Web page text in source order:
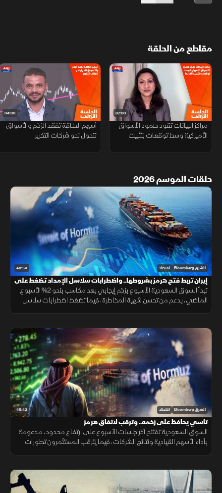
مقاطع من الحلقة
07:00
مراكز البيانات تقود صمود الأسواق
الأميركية وسط توقعات بتثبيت
04:00
أسهم الطاقة تفقد الزخم والأسواق
تتحول نحو شركات التكرير
حلقات الموسم 2026
46:59 الشرق Bloomberg اقتصاد
إيران تربط فتح هرمز بشروطها.. واضطرابات سلاسل الإمداد تضغط على
أرباح شركات سعودية
تبدأ السوق السعودية الأسبوع بزخم إيجابي بعد مكاسب بنحو 2% الأسبوع
الماضي، بدعم من تحسن شهية المخاطرة، فيما تضغط اضطرابات سلاسل
45:42 الشرق Bloomberg اقتصاد
تاسي يحافظ على زخمه.. وترقب لاتفاق هرمز
السوق السعودية تفتتح آخر جلسات الأسبوع على ارتفاع محدود، مدعومة
بأداء الأسهم القيادية ونتائج الشركات، فيما يترقب المستثمرون تطورات